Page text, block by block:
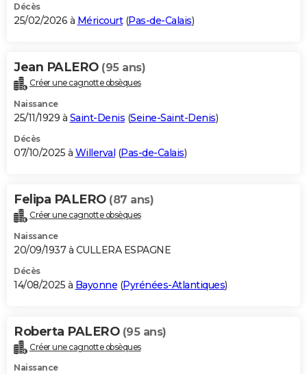
S'inscrire
Se connecter
Lycées
Collèges
Primaires
Universités
Entreprises
Service militaire
Avis de recherche
AVIS DE DÉCÈS
Bricolage
Lifestyle
Culture
Sport
Auto
Television
Voyage
Cinema
Décès
25/02/2026 à Méricourt(Pas-de-Calais)
Jean PALERO (95 ans)
Créer une cagnotte obsèques
Naissance
25/11/1929 à Saint-Denis (Seine-Saint-Denis)
Décès
07/10/2025 à Willerval (Pas-de-Calais)
Felipa PALERO (87 ans)
Créer une cagnotte obsèques
Naissance
20/09/1937 à CULLERA ESPAGNE
Décès
14/08/2025 à Bayonne (Pyrénées-Atlantiques)
Roberta PALERO (95 ans)
Créer une cagnotte obsèques
Naissance